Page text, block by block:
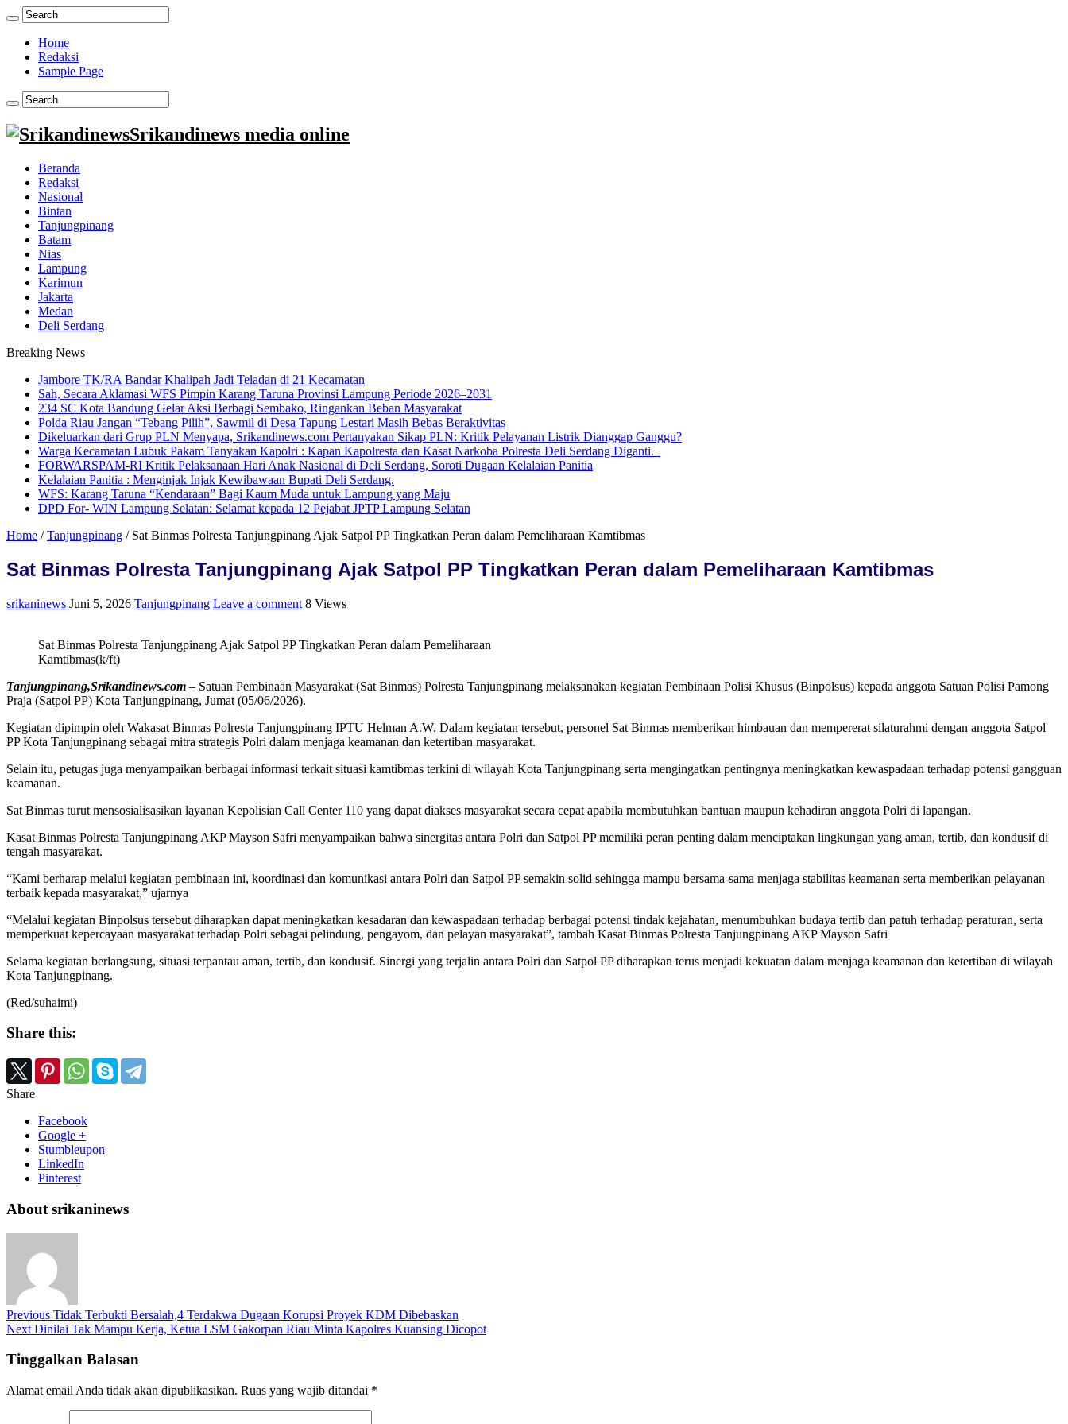
Home
Redaksi
Sample Page
Srikandinews media online
Beranda
Redaksi
Nasional
Bintan
Tanjungpinang
Batam
Nias
Lampung
Karimun
Jakarta
Medan
Deli Serdang
Breaking News
Jambore TK/RA Bandar Khalipah Jadi Teladan di 21 Kecamatan
Sah, Secara Aklamasi WFS Pimpin Karang Taruna Provinsi Lampung Periode 2026–2031
234 SC Kota Bandung Gelar Aksi Berbagi Sembako, Ringankan Beban Masyarakat
Polda Riau Jangan “Tebang Pilih”, Sawmil di Desa Tapung Lestari Masih Bebas Beraktivitas
Dikeluarkan dari Grup PLN Menyapa, Srikandinews.com Pertanyakan Sikap PLN: Kritik Pelayanan Listrik Dianggap Ganggu?
Warga Kecamatan Lubuk Pakam Tanyakan Kapolri : Kapan Kapolresta dan Kasat Narkoba Polresta Deli Serdang Diganti.
FORWARSPAM-RI Kritik Pelaksanaan Hari Anak Nasional di Deli Serdang, Soroti Dugaan Kelalaian Panitia
Kelalaian Panitia : Menginjak Injak Kewibawaan Bupati Deli Serdang.
WFS: Karang Taruna “Kendaraan” Bagi Kaum Muda untuk Lampung yang Maju
DPD For- WIN Lampung Selatan: Selamat kepada 12 Pejabat JPTP Lampung Selatan
Home / Tanjungpinang / Sat Binmas Polresta Tanjungpinang Ajak Satpol PP Tingkatkan Peran dalam Pemeliharaan Kamtibmas
Sat Binmas Polresta Tanjungpinang Ajak Satpol PP Tingkatkan Peran dalam Pemeliharaan Kamtibmas
srikaninews Juni 5, 2026 Tanjungpinang Leave a comment 8 Views
Sat Binmas Polresta Tanjungpinang Ajak Satpol PP Tingkatkan Peran dalam Pemeliharaan
Kamtibmas(k/ft)
Tanjungpinang,Srikandinews.com – Satuan Pembinaan Masyarakat (Sat Binmas) Polresta Tanjungpinang melaksanakan kegiatan Pembinaan Polisi Khusus (Binpolsus) kepada anggota Satuan Polisi Pamong
Praja (Satpol PP) Kota Tanjungpinang, Jumat (05/06/2026).
Kegiatan dipimpin oleh Wakasat Binmas Polresta Tanjungpinang IPTU Helman A.W. Dalam kegiatan tersebut, personel Sat Binmas memberikan himbauan dan mempererat silaturahmi dengan anggota Satpol
PP Kota Tanjungpinang sebagai mitra strategis Polri dalam menjaga keamanan dan ketertiban masyarakat.
Selain itu, petugas juga menyampaikan berbagai informasi terkait situasi kamtibmas terkini di wilayah Kota Tanjungpinang serta mengingatkan pentingnya meningkatkan kewaspadaan terhadap potensi gangguan
keamanan.
Sat Binmas turut mensosialisasikan layanan Kepolisian Call Center 110 yang dapat diakses masyarakat secara cepat apabila membutuhkan bantuan maupun kehadiran anggota Polri di lapangan.
Kasat Binmas Polresta Tanjungpinang AKP Mayson Safri menyampaikan bahwa sinergitas antara Polri dan Satpol PP memiliki peran penting dalam menciptakan lingkungan yang aman, tertib, dan kondusif di
tengah masyarakat.
“Kami berharap melalui kegiatan pembinaan ini, koordinasi dan komunikasi antara Polri dan Satpol PP semakin solid sehingga mampu bersama-sama menjaga stabilitas keamanan serta memberikan pelayanan
terbaik kepada masyarakat,” ujarnya
“Melalui kegiatan Binpolsus tersebut diharapkan dapat meningkatkan kesadaran dan kewaspadaan terhadap berbagai potensi tindak kejahatan, menumbuhkan budaya tertib dan patuh terhadap peraturan, serta
memperkuat kepercayaan masyarakat terhadap Polri sebagai pelindung, pengayom, dan pelayan masyarakat”, tambah Kasat Binmas Polresta Tanjungpinang AKP Mayson Safri
Selama kegiatan berlangsung, situasi terpantau aman, tertib, dan kondusif. Sinergi yang terjalin antara Polri dan Satpol PP diharapkan terus menjadi kekuatan dalam menjaga keamanan dan ketertiban di wilayah
Kota Tanjungpinang.
(Red/suhaimi)
Share this:
Share
Facebook
Google +
Stumbleupon
LinkedIn
Pinterest
About srikaninews
Previous Tidak Terbukti Bersalah,4 Terdakwa Dugaan Korupsi Proyek KDM Dibebaskan
Next Dinilai Tak Mampu Kerja, Ketua LSM Gakorpan Riau Minta Kapolres Kuansing Dicopot
Tinggalkan Balasan
Alamat email Anda tidak akan dipublikasikan. Ruas yang wajib ditandai *